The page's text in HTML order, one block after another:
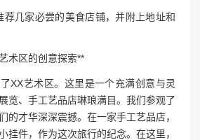
荐几家必尝的美食店铺，并附上地址和
术区的创意探索**
XX艺术区。这里是一个充满创意与灵
览、手工艺品店琳琅满目。我们参观了
的才华深深震撼。在一家手工艺品店，
挂件，作为这次旅行的纪念。在这里，